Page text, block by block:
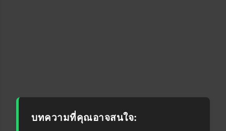
บทความที่คุณอาจสนใจ: